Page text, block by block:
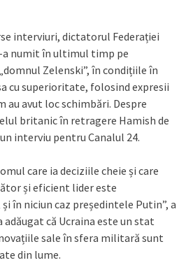
interviuri, dictatorul Federației
a numit în ultimul timp pe
Zelenski”, în condițiile în
cu superioritate, folosind expresii
avut loc schimbări. Despre
britanic în retragere Hamish de
interviu pentru Canalul 24.
care ia deciziile cheie și care
și eficient lider este
în niciun caz președintele Putin”, a
că Ucraina este un stat
sale în sfera militară sunt
din lume.